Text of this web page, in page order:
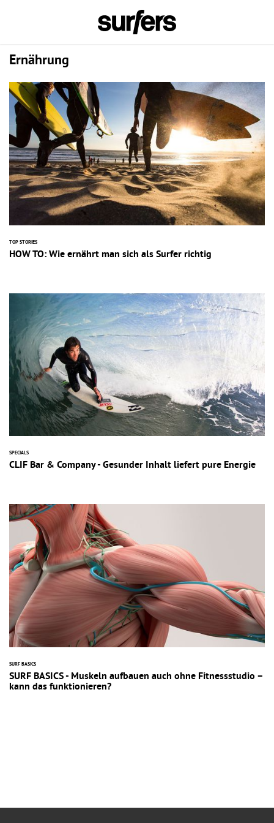
Ernährung
TOP STORIES
HOW TO: Wie ernährt man sich als Surfer richtig
SPECIALS
CLIF Bar & Company - Gesunder Inhalt liefert pure Energie
SURF BASICS
SURF BASICS - Muskeln aufbauen auch ohne Fitnessstudio –
kann das funktionieren?